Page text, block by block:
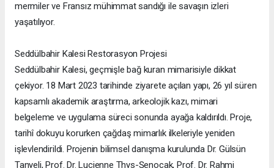
mermiler ve Fransız mühimmat sandığı ile savaşın izleri
yaşatılıyor.
Seddülbahir Kalesi Restorasyon Projesi
Seddülbahir Kalesi, geçmişle bağ kuran mimarisiyle dikkat
çekiyor. 18 Mart 2023 tarihinde ziyarete açılan yapı, 26 yıl süren
kapsamlı akademik araştırma, arkeolojik kazı, mimari
belgeleme ve uygulama süreci sonunda ayağa kaldırıldı. Proje,
tarihî dokuyu korurken çağdaş mimarlık ilkeleriyle yeniden
işlevlendirildi. Projenin bilimsel danışma kurulunda Dr. Gülsün
Tanyeli, Prof. Dr. Lucienne Thys-Şenocak, Prof. Dr. Rahmi